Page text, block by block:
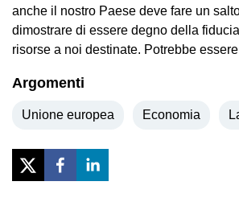
anche il nostro Paese deve fare un
dimostrare di essere degno della
risorse a noi destinate. Potrebbe
Argomenti
Unione europea Economia